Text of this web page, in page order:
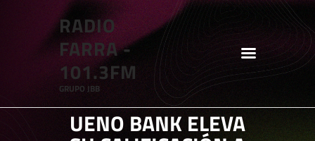
RADIO
FARRA -
101.3FM
GRUPO JBB
UENO BANK ELEVA
RADIO FARRA - 101.3FM
HOME
SHOWS